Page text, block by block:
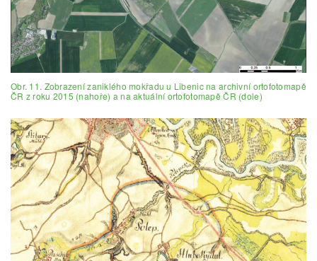
Obr. 11. Zobrazení zaniklého mokřadu u Libenic na archivní ortofotomapě
ČR z roku 2015 (nahoře) a na aktuální ortofotomapě ČR (dole)